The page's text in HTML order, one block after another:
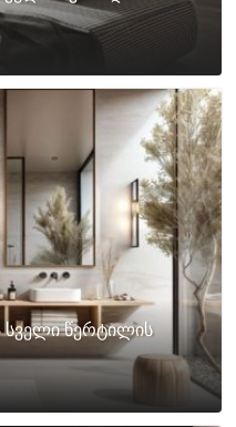
სველი წერტილის